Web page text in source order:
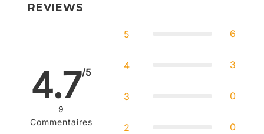
REVIEWS
4.7/5
9
Commentaires
5 6
4 3
3 0
2 0